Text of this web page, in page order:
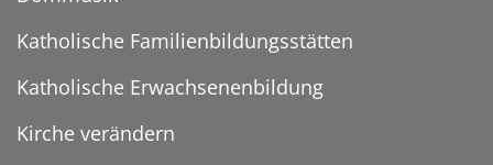
Katholische Familienbildungsstätten
Katholische Erwachsenenbildung
Kirche verändern